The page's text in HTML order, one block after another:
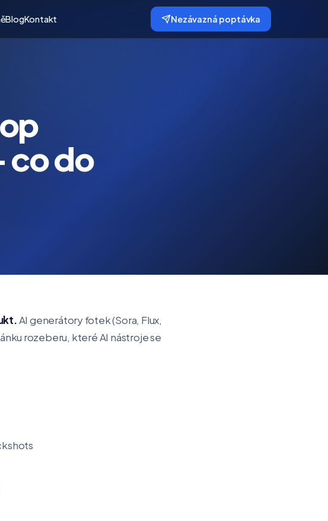
BlogKontakt Nezávazná poptávka
co do
AI generátory fotek (Sora, Flux,
rozeberu, které AI nástroje se